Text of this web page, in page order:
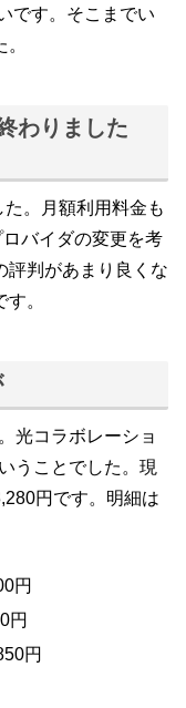
です。そこまでい
わりました
。月額利用料金も
バイダの変更を考
評判があまり良くな
。
光コラボレーショ
うことでした。現
円です。明細は
円
円